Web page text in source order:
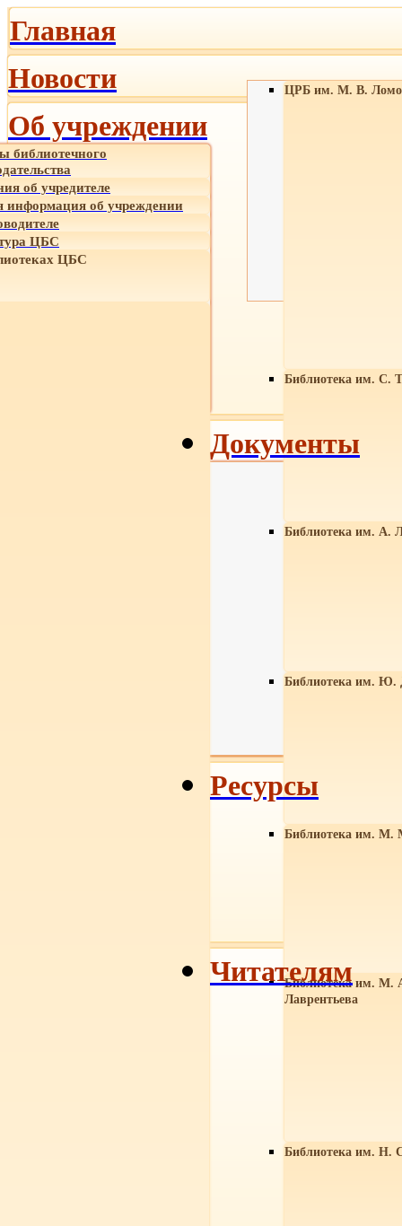
Главная
Новости
Об учреждении
библиотечного
об учредителе
об учреждении
ЦБС
ЦБС
ЦРБ им. М. В.
Библиотека им. С.
Библиотека им. А.
Библиотека им. Ю.
Библиотека им. М.
Библиотека им. М.
Лаврентьева
Библиотека им. Н.
Документы
Ресурсы
Читателям